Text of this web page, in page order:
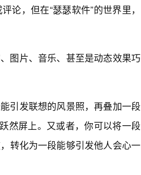
论，但在“瑟瑟软件”的世界里，
图片、音乐、甚至是动态效果巧
引发联想的风景照，再叠加一段
然屏上。又或者，你可以将一段
转化为一段能够引发他人会心一